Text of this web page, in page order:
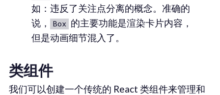
如：违反了关注点分离的概念。准确的
说，
Box 的主要功能是渲染卡片内容，
但是动画细节混入了。
类组件
我们可以创建一个传统的 React 类组件来管理和